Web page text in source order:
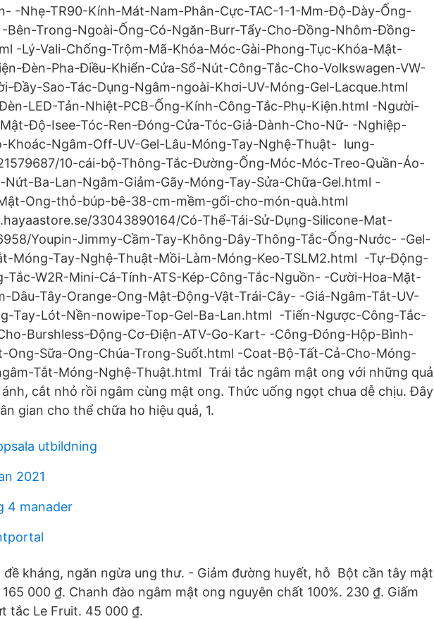
-Nhẹ-TR90-Kính-Mát-Nam-Phân-Cực-TAC-1-1-Mm-Độ-Dày-Ống-
Bên-Trong-Ngoài-Ống-Có-Ngăn-Burr-Tẩy-Cho-Đồng-Nhôm-Đồng-
-Lý-Vali-Chống-Trộm-Mã-Khóa-Móc-Gài-Phong-Tục-Khóa-Mật-
Đèn-Pha-Điều-Khiển-Cửa-Sổ-Nút-Công-Tắc-Cho-Volkswagen-VW-
Đầy-Sao-Tác-Dụng-Ngâm-ngoài-Khơi-UV-Móng-Gel-Lacque.html
LED-Tản-Nhiệt-PCB-Ống-Kính-Công-Tắc-Phụ-Kiện.html -Người-
Độ-Isee-Tóc-Ren-Đóng-Cửa-Tóc-Giả-Dành-Cho-Nữ- -Nghiệp-
Khoác-Ngâm-Off-UV-Gel-Lâu-Móng-Tay-Nghệ-Thuật- lung-
10-cái-bộ-Thông-Tắc-Đường-Ống-Móc-Móc-Treo-Quần-Áo-
Nứt-Ba-Lan-Ngâm-Giảm-Gãy-Móng-Tay-Sửa-Chữa-Gel.html -
Ong-thỏ-búp-bê-38-cm-mềm-gối-cho-món-quà.html
33043890164/Có-Thể-Tái-Sử-Dụng-Silicone-Mat-
Youpin-Jimmy-Cầm-Tay-Không-Dây-Thông-Tắc-Ống-Nước- -Gel-
Móng-Tay-Nghệ-Thuật-Mồi-Làm-Móng-Keo-TSLM2.html -Tự-Động-
Tắc-W2R-Mini-Cá-Tính-ATS-Kép-Công-Tắc-Nguồn- -Cười-Hoa-Mặt-
Dâu-Tây-Orange-Ong-Mật-Động-Vật-Trái-Cây- -Giá-Ngâm-Tắt-UV-
Tay-Lót-Nền-nowipe-Top-Gel-Ba-Lan.html -Tiến-Ngược-Công-Tắc-
Burshless-Động-Cơ-Điện-ATV-Go-Kart- -Công-Đóng-Hộp-Bình-
Ong-Sữa-Ong-Chúa-Trong-Suốt.html -Coat-Bộ-Tất-Cả-Cho-Móng-
Tắt-Móng-Nghệ-Thuật.html Trái tắc ngâm mật ong với những quả
cắt nhỏ rồi ngâm cùng mật ong. Thức uống ngọt chua dễ chịu. Đây
gian cho thể chữa ho hiệu quả, 1.
utbildning
2021
4 manader
đề kháng, ngăn ngừa ung thư. - Giảm đường huyết, hỗ Bột cần tây mật
000 ₫. Chanh đào ngâm mật ong nguyên chất 100%. 230 ₫. Giấm
tắc Le Fruit. 45 000 ₫.